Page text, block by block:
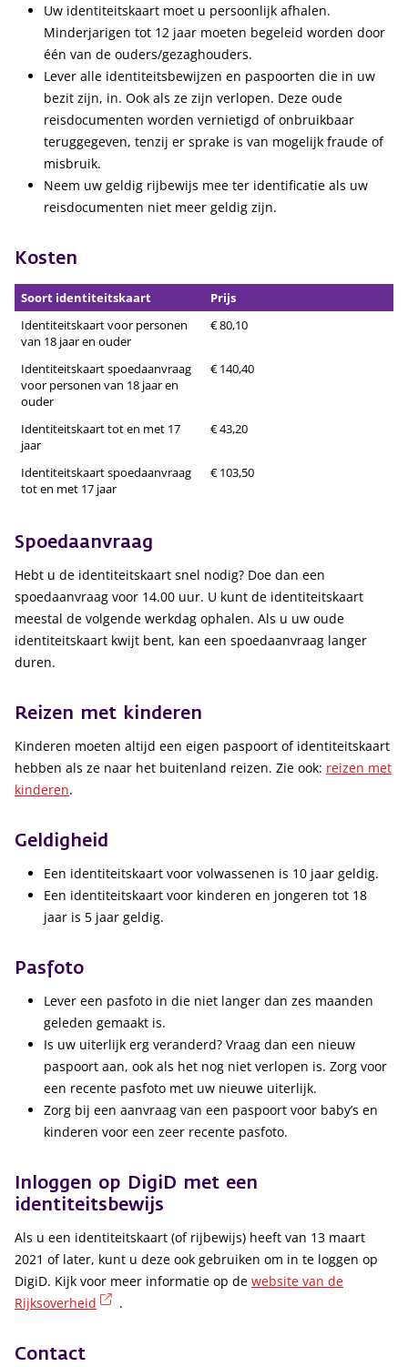
Uw identiteitskaart moet u persoonlijk afhalen.
Minderjarigen tot 12 jaar moeten begeleid worden door
één van de ouders/gezaghouders.
Lever alle identiteitsbewijzen en paspoorten die in uw
bezit zijn, in. Ook als ze zijn verlopen. Deze oude
reisdocumenten worden vernietigd of onbruikbaar
teruggegeven, tenzij er sprake is van mogelijk fraude of
misbruik.
Neem uw geldig rijbewijs mee ter identificatie als uw
reisdocumenten niet meer geldig zijn.
Kosten
Soort identiteitskaart
Prijs
Identiteitskaart voor personen
van 18 jaar en ouder
€ 80,10
Identiteitskaart spoedaanvraag
voor personen van 18 jaar en
ouder
€ 140,40
Identiteitskaart tot en met 17
jaar
€ 43,20
Identiteitskaart spoedaanvraag
tot en met 17 jaar
€ 103,50
Spoedaanvraag
Hebt u de identiteitskaart snel nodig? Doe dan een
spoedaanvraag voor 14.00 uur. U kunt de identiteitskaart
meestal de volgende werkdag ophalen. Als u uw oude
identiteitskaart kwijt bent, kan een spoedaanvraag langer
duren.
Reizen met kinderen
Kinderen moeten altijd een eigen paspoort of identiteitskaart
hebben als ze naar het buitenland reizen. Zie ook: reizen met
kinderen.
Geldigheid
Een identiteitskaart voor volwassenen is 10 jaar geldig.
Een identiteitskaart voor kinderen en jongeren tot 18
jaar is 5 jaar geldig.
Pasfoto
Lever een pasfoto in die niet langer dan zes maanden
geleden gemaakt is.
Is uw uiterlijk erg veranderd? Vraag dan een nieuw
paspoort aan, ook als het nog niet verlopen is. Zorg voor
een recente pasfoto met uw nieuwe uiterlijk.
Zorg bij een aanvraag van een paspoort voor baby’s en
kinderen voor een zeer recente pasfoto.
Inloggen op DigiD met een
identiteitsbewijs
Als u een identiteitskaart (of rijbewijs) heeft van 13 maart
2021 of later, kunt u deze ook gebruiken om in te loggen op
DigiD. Kijk voor meer informatie op de website van de
Rijksoverheid
(externe link)
.
Contact